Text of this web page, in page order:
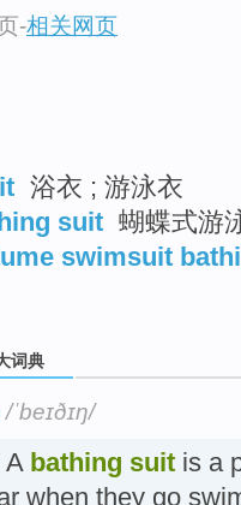
-相关网页
浴衣 ; 游泳衣
suit 蝴蝶式游
swimsuit
词典
/ˈbeɪðɪŋ/
A bathing suit is a
when they go